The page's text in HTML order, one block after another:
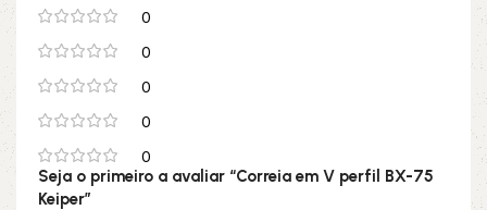
0
0
0
0
0
Seja o primeiro a avaliar “Correia em V perfil BX-75
Keiper”